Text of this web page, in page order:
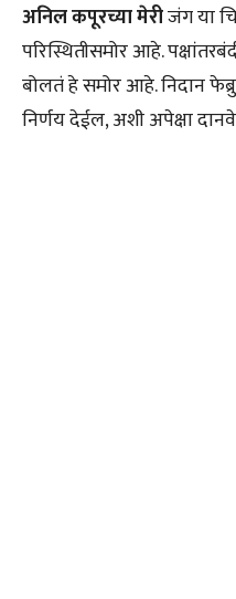
अनिल कपूरच्या मेरीजंग या
परिस्थितीसमोर आहे.
बोलतं हे समोर आहे. निदान
निर्णय देईल, अशी अपेक्षा